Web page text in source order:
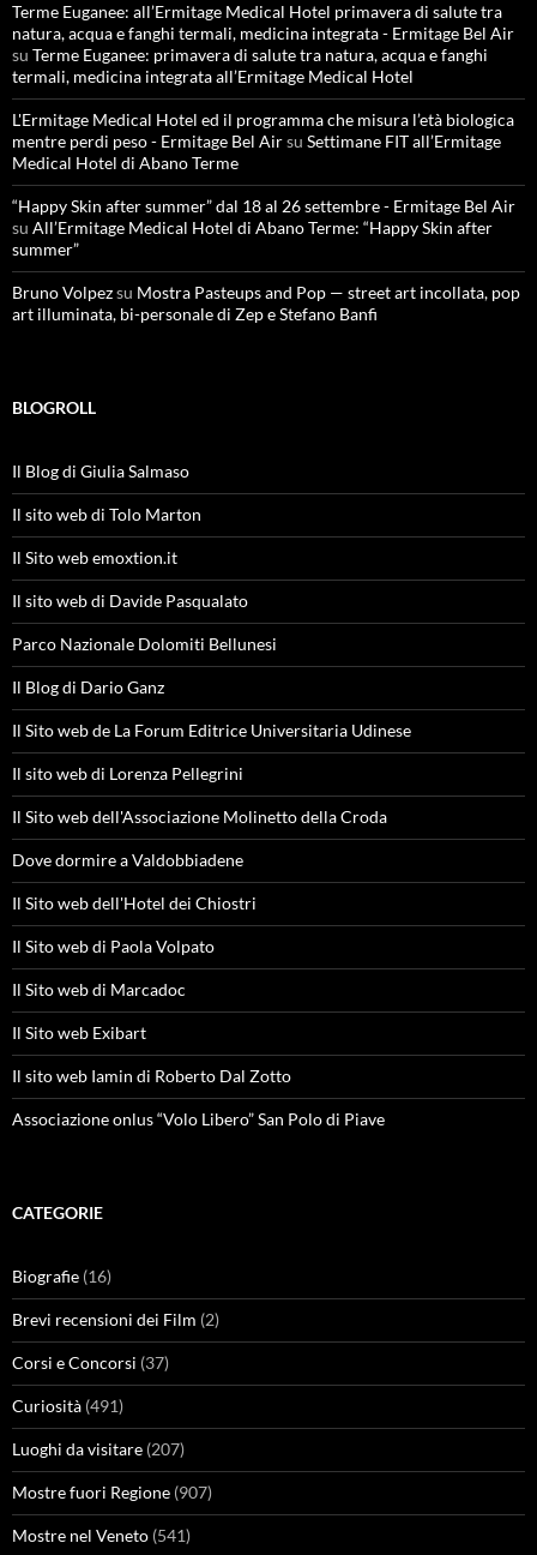
Terme Euganee: all’Ermitage Medical Hotel primavera di salute tra
natura, acqua e fanghi termali, medicina integrata - Ermitage Bel Air
su Terme Euganee: primavera di salute tra natura, acqua e fanghi
termali, medicina integrata all’Ermitage Medical Hotel
L'Ermitage Medical Hotel ed il programma che misura l’età biologica
mentre perdi peso - Ermitage Bel Airsu Settimane FIT all’Ermitage
Medical Hotel di Abano Terme
“Happy Skin after summer” dal 18 al 26 settembre - Ermitage Bel Air
su All’Ermitage Medical Hotel di Abano Terme: “Happy Skin after
summer”
Bruno Volpezsu Mostra Pasteups and Pop — street art incollata, pop
art illuminata, bi-personale di Zep e Stefano Banfi
BLOGROLL
Il Blog di Giulia Salmaso
Il sito web di Tolo Marton
Il Sito web emoxtion.it
Il sito web di Davide Pasqualato
Parco Nazionale Dolomiti Bellunesi
Il Blog di Dario Ganz
Il Sito web de La Forum Editrice Universitaria Udinese
Il sito web di Lorenza Pellegrini
Il Sito web dell'Associazione Molinetto della Croda
Dove dormire a Valdobbiadene
Il Sito web dell'Hotel dei Chiostri
Il Sito web di Paola Volpato
Il Sito web di Marcadoc
Il Sito web Exibart
Il sito web Iamin di Roberto Dal Zotto
Associazione onlus “Volo Libero” San Polo di Piave
CATEGORIE
Biografie (16)
Brevi recensioni dei Film (2)
Corsi e Concorsi (37)
Curiosità (491)
Luoghi da visitare (207)
Mostre fuori Regione (907)
Mostre nel Veneto (541)